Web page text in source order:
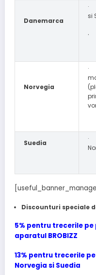
Danemarca
·
si
·
Norvegia
·
Suedia
·
Discounturi speciale
5% pentru trecerile
aparatul BROBIZZ
13% pentru trecerile
Norvegia si Suedia